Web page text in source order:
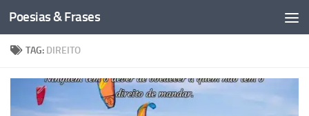
Skip to content
Poesias & Frases
TAG: DIREITO